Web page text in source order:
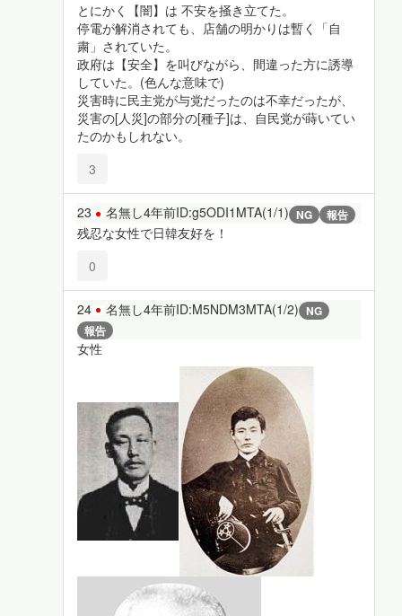
とにかく【闇】は 不安を掻き立てた。
停電が解消されても、店舗の明かりは暫く「自
粛」されていた。
政府は【安全】を叫びながら、間違った方に誘導
していた。(色んな意味で)
災害時に民主党が与党だったのは不幸だったが、
災害の[人災]の部分の[種子]は、自民党が蒔いてい
たのかもしれない。
3
23 名無し4年前ID:g5ODI1MTA(1/1) NG 報告
残忍な女性で日韓友好を！
0
24 名無し4年前ID:M5NDM3MTA(1/2) NG
報告
女性